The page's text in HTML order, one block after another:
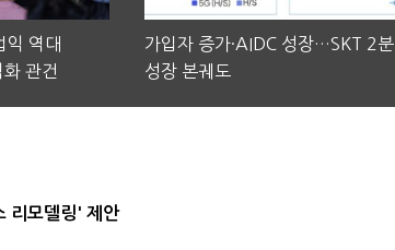
익 역대
관건
가입자 증가·AIDC 성장…SKT 2
성장 본궤도
리모델링' 제안